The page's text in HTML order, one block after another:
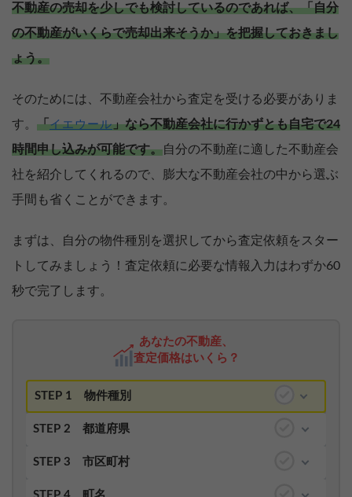
不動産の売却を少しでも検討しているのであれば、「自分
の不動産がいくらで売却出来そうか」を把握しておきまし
ょう。
そのためには、不動産会社から査定を受ける必要がありま
す。 「イエウール」なら不動産会社に行かずとも自宅で24
時間申し込みが可能です。自分の不動産に適した不動産会
社を紹介してくれるので、膨大な不動産会社の中から選ぶ
手間も省くことができます。
まずは、自分の物件種別を選択してから査定依頼をスター
トしてみましょう！査定依頼に必要な情報入力はわずか60
秒で完了します。
あなたの不動産、
査定価格はいくら？
STEP 1 物件種別
STEP 2 都道府県
STEP 3 市区町村